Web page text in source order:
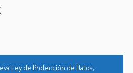
Ley de Protección de Datos,